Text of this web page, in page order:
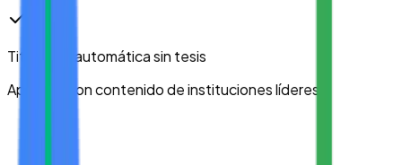
Titulación automáticasin tesis
Aprende con contenido de instituciones líderes